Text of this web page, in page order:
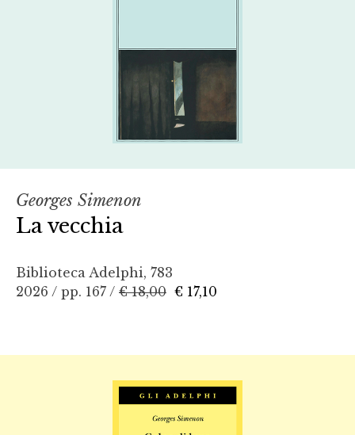
Georges Simenon
La vecchia
Biblioteca Adelphi, 783
2026 / pp. 167 / € 18,00 € 17,10